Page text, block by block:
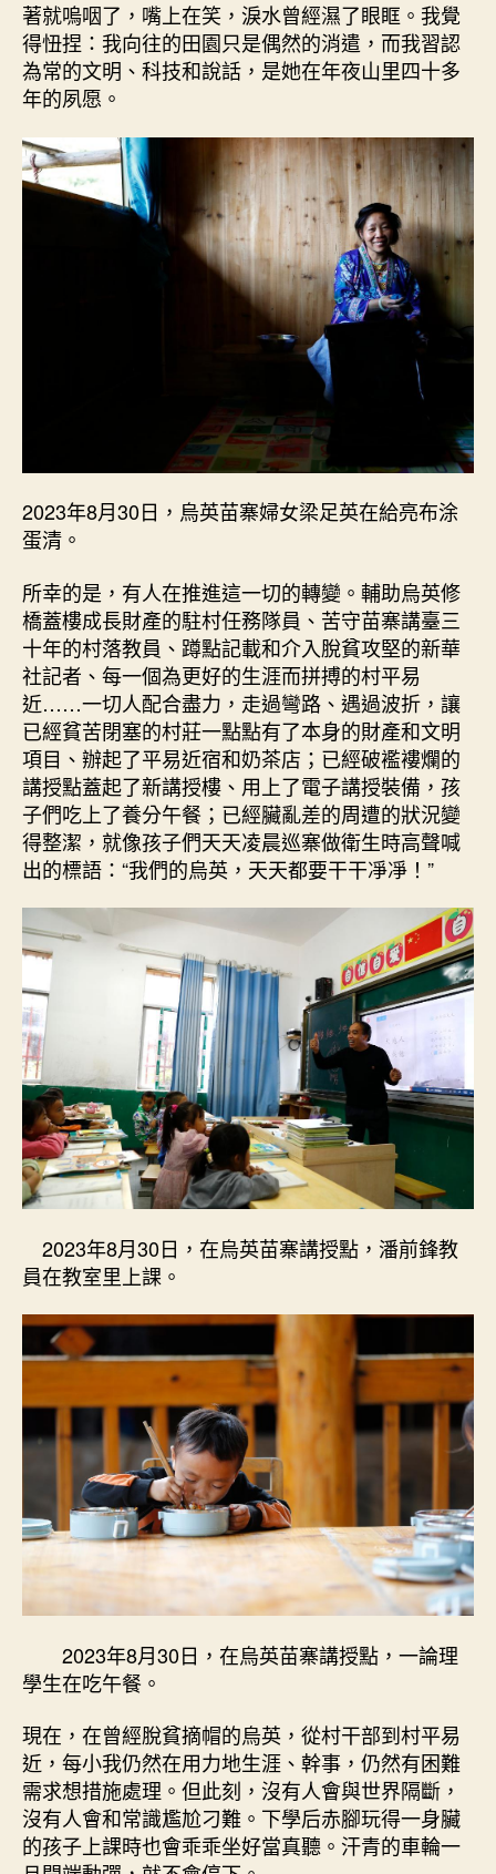
著就嗚咽了，嘴上在笑，淚水曾經濕了眼眶。我覺
得忸捏：我向往的田園只是偶然的消遣，而我習認
為常的文明、科技和說話，是她在年夜山里四十多
年的夙愿。
2023年8月30日，烏英苗寨婦女梁足英在給亮布涂
蛋清。
所幸的是，有人在推進這一切的轉變。輔助烏英修
橋蓋樓成長財產的駐村任務隊員、苦守苗寨講臺三
十年的村落教員、蹲點記載和介入脫貧攻堅的新華
社記者、每一個為更好的生涯而拼搏的村平易
近……一切人配合盡力，走過彎路、遇過波折，讓
已經貧苦閉塞的村莊一點點有了本身的財產和文明
項目、辦起了平易近宿和奶茶店；已經破襤褸爛的
講授點蓋起了新講授樓、用上了電子講授裝備，孩
子們吃上了養分午餐；已經臟亂差的周遭的狀況變
得整潔，就像孩子們天天凌晨巡寨做衛生時高聲喊
出的標語：“我們的烏英，天天都要干干凈凈！”
2023年8月30日，在烏英苗寨講授點，潘前鋒教
員在教室里上課。
2023年8月30日，在烏英苗寨講授點，一論理
學生在吃午餐。
現在，在曾經脫貧摘帽的烏英，從村干部到村平易
近，每小我仍然在用力地生涯、幹事，仍然有困難
需求想措施處理。但此刻，沒有人會與世界隔斷，
沒有人會和常識尷尬刁難。下學后赤腳玩得一身臟
的孩子上課時也會乖乖坐好當真聽。汗青的車輪一